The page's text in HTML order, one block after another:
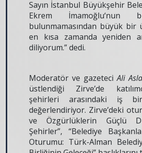
Sayın İstanbul Büyükşehir
Ekrem İmamoğlu‘nun
bulunmamasından büyük bir
en kısa zamanda yeniden
diliyorum.” dedi.
Moderatör ve gazeteciAli
üstlendiği Zirve’de
şehirleri arasındaki iş
değerlendiriyor. Zirve’deki
ve Özgürlüklerin Güçlü
Şehirler”, “Belediye
Oturumu: Türk-Alman